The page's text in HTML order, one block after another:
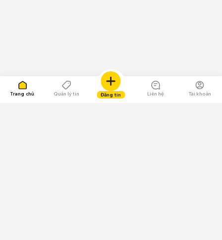
Trang chủ Quản lý tin Đăng tin Liên hệ Tài khoản